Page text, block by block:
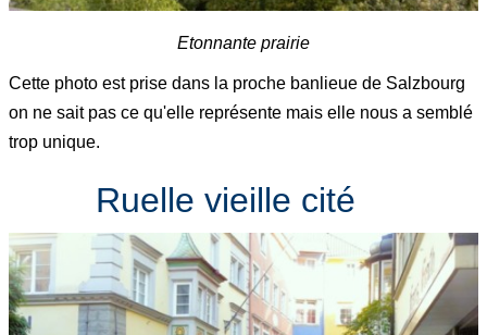
Etonnante prairie
Cette photo est prise dans la proche banlieue de Salzbourg
on ne sait pas ce qu'elle représente mais elle nous a semblé
trop unique.
Ruelle vieille cité